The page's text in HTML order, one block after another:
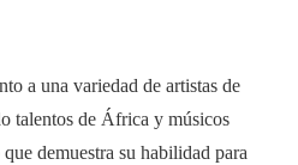
a una variedad de artistas de
talentos de África y músicos
demuestra su habilidad para